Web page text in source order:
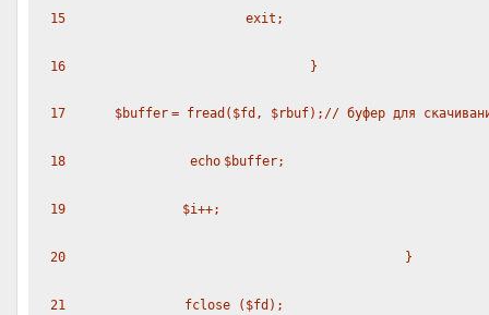
15 exit ;
16 }
17 $buffer = fread ( $fd , $rbuf); // буфер для
18 echo $buffer;
19 $i++;
20 }
21 fclose ( $fd );